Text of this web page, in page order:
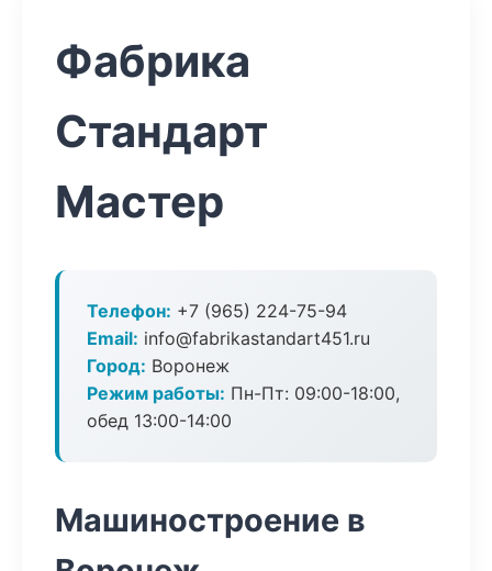
Фабрика
Стандарт
Мастер
Телефон: +7 (965) 224-75-94
Email: info@fabrikastandart451.ru
Город: Воронеж
Режим работы: Пн-Пт: 09:00-18:00,
обед 13:00-14:00
Машиностроение в